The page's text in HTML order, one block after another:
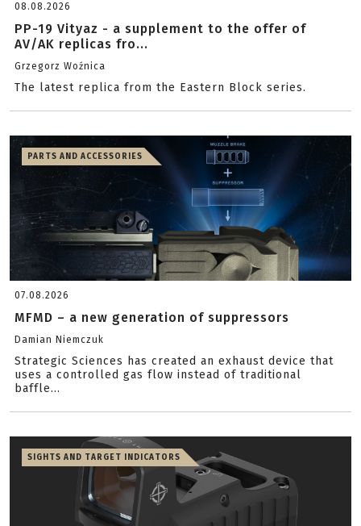
08.08.2026
PP-19 Vityaz - a supplement to the offer of
AV/AK replicas fro...
Grzegorz Woźnica
The latest replica from the Eastern Block series.
PARTS AND ACCESSORIES
07.08.2026
MFMD – a new generation of suppressors
Damian Niemczuk
Strategic Sciences has created an exhaust device that
uses a controlled gas flow instead of traditional
baffle...
SIGHTS AND TARGET INDICATORS